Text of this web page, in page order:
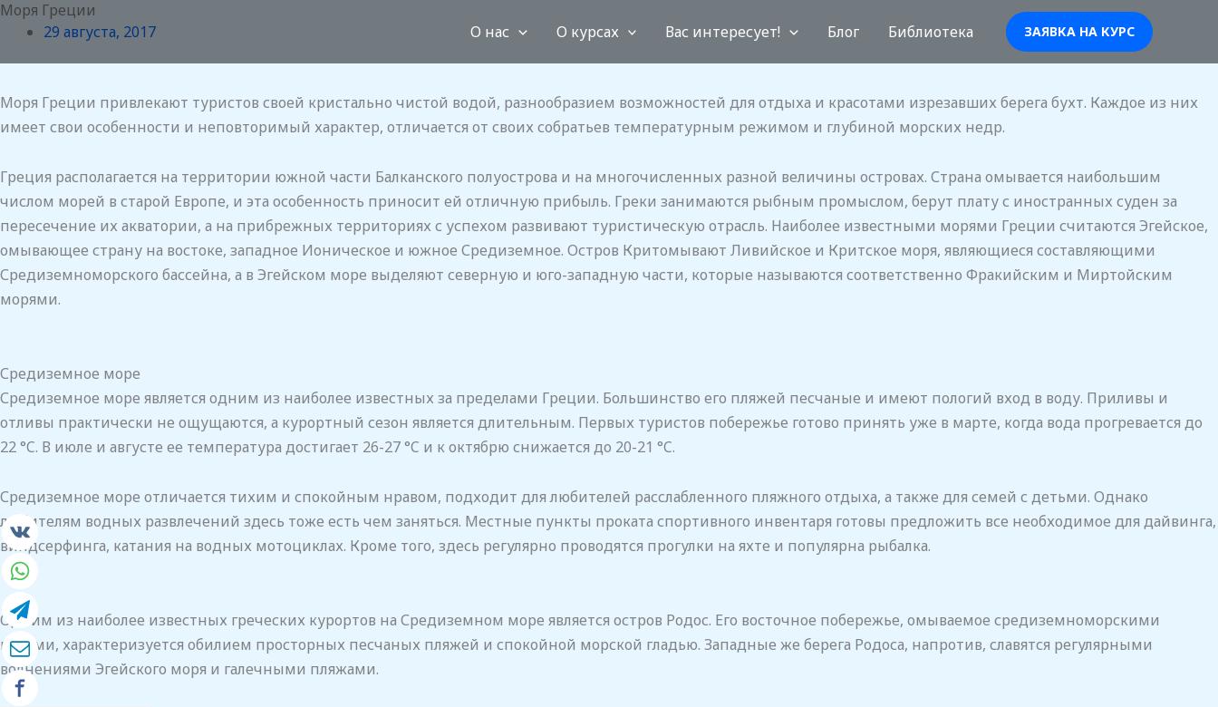
Перейти
содержимому
О нас О курсах Вас интересует! Блог Библиотека ЗАЯВКА НА КУРС
Моря Греции
29 августа, 2017
Моря Греции привлекают туристов своей кристально чистой водой, разнообразием возможностей для отдыха и красотами изрезавших берега бухт. Каждое из них
имеет свои особенности и неповторимый характер, отличается от своих собратьев температурным режимом и глубиной морских недр.
Греция располагается на территории южной части Балканского полуострова и на многочисленных разной величины островах. Страна омывается наибольшим
числом морей в старой Европе, и эта особенность приносит ей отличную прибыль. Греки занимаются рыбным промыслом, берут плату с иностранных суден за
пересечение их акватории, а на прибрежных территориях с успехом развивают туристическую отрасль. Наиболее известными морями Греции считаются Эгейское,
омывающее страну на востоке, западное Ионическое и южное Средиземное. Остров Критомывают Ливийское и Критское моря, являющиеся составляющими
Средиземноморского бассейна, а в Эгейском море выделяют северную и юго-западную части, которые называются соответственно Фракийским и Миртойским
морями.
Средиземное море
Средиземное море является одним из наиболее известных за пределами Греции. Большинство его пляжей песчаные и имеют пологий вход в воду. Приливы и
отливы практически не ощущаются, а курортный сезон является длительным. Первых туристов побережье готово принять уже в марте, когда вода прогревается до
22 °C. В июле и августе ее температура достигает 26-27 °C и к октябрю снижается до 20-21 °C.
Средиземное море отличается тихим и спокойным нравом, подходит для любителей расслабленного пляжного отдыха, а также для семей с детьми. Однако
любителям водных развлечений здесь тоже есть чем заняться. Местные пункты проката спортивного инвентаря готовы предложить все необходимое для дайвинга,
виндсерфинга, катания на водных мотоциклах. Кроме того, здесь регулярно проводятся прогулки на яхте и популярна рыбалка.
Одним из наиболее известных греческих курортов на Средиземном море является остров Родос. Его восточное побережье, омываемое средиземноморскими
водами, характеризуется обилием просторных песчаных пляжей и спокойной морской гладью. Западные же берега Родоса, напротив, славятся регулярными
волнениями Эгейского моря и галечными пляжами.